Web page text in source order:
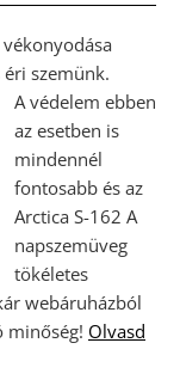
szemünk.
A védelem ebben
az esetben is
mindennél
fontosabb és az
Arctica S-162 A
napszemüveg
tökéletes
webáruházból
minőség! Olvasd